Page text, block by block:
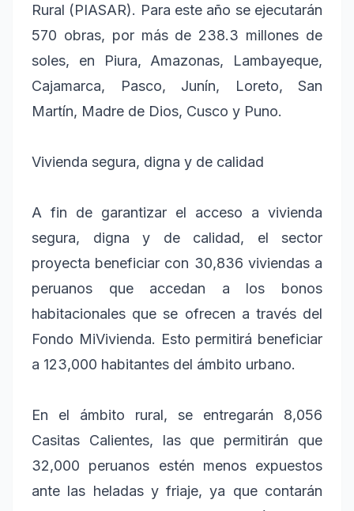
Rural (PIASAR). Para este año se ejecutarán
570 obras, por más de 238.3 millones de
soles, en Piura, Amazonas, Lambayeque,
Cajamarca, Pasco, Junín, Loreto, San
Martín, Madre de Dios, Cusco y Puno.
Vivienda segura, digna y de calidad
A fin de garantizar el acceso a vivienda
segura, digna y de calidad, el sector
proyecta beneficiar con 30,836 viviendas a
peruanos que accedan a los bonos
habitacionales que se ofrecen a través del
Fondo MiVivienda. Esto permitirá beneficiar
a 123,000 habitantes del ámbito urbano.
En el ámbito rural, se entregarán 8,056
Casitas Calientes, las que permitirán que
32,000 peruanos estén menos expuestos
ante las heladas y friaje, ya que contarán